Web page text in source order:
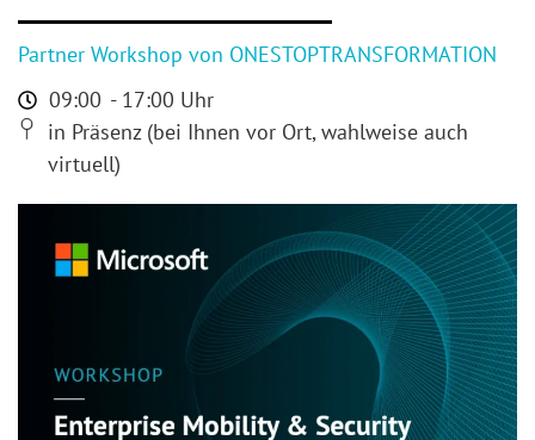
Partner Workshop von ONESTOP­TRANSFORMATION
09:00 - 17:00 Uhr
in Präsenz (bei Ihnen vor Ort, wahlweise auch
virtuell)